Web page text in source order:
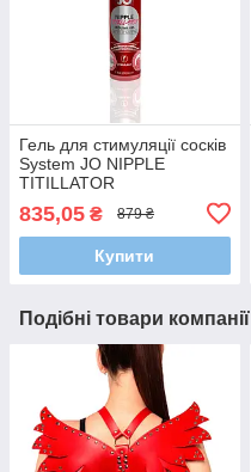
Гель для стимуляції сосків
System JO NIPPLE
TITILLATOR
835,05 ₴ 879 ₴
Купити
Подібні товари компанії